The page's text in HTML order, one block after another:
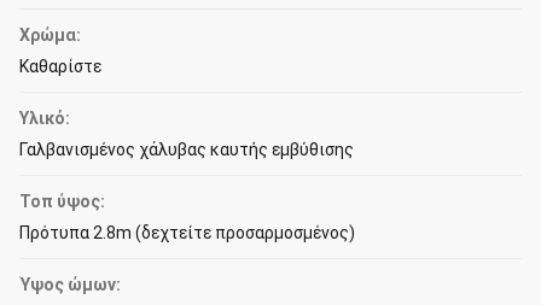
Χρώμα:
Καθαρίστε
Υλικό:
Γαλβανισμένος χάλυβας καυτής εμβύθισης
Τοπ ύψος:
Πρότυπα 2.8m (δεχτείτε προσαρμοσμένος)
Ύψος ώμων: